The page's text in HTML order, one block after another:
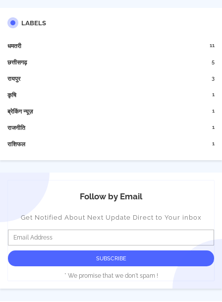
LABELS
धमतरी 11
छत्तीसगढ़ 5
रायपुर 3
कृषि 1
ब्रेकिंग न्यूज़ 1
राजनीति 1
राशिफल 1
Follow by Email
Get Notified About Next Update Direct to Your inbox
* We promise that we don't spam !